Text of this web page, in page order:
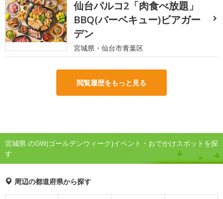
仙台パルコ2「肉食べ放題」
BBQ(バーベキュー)ビアガー
デン
宮城県・仙台市青葉区
閲覧履歴をもっと見る
宮城県 のGW(ゴールデンウィーク)イベント・おでかけスポットを探
す
周辺の都道府県から探す